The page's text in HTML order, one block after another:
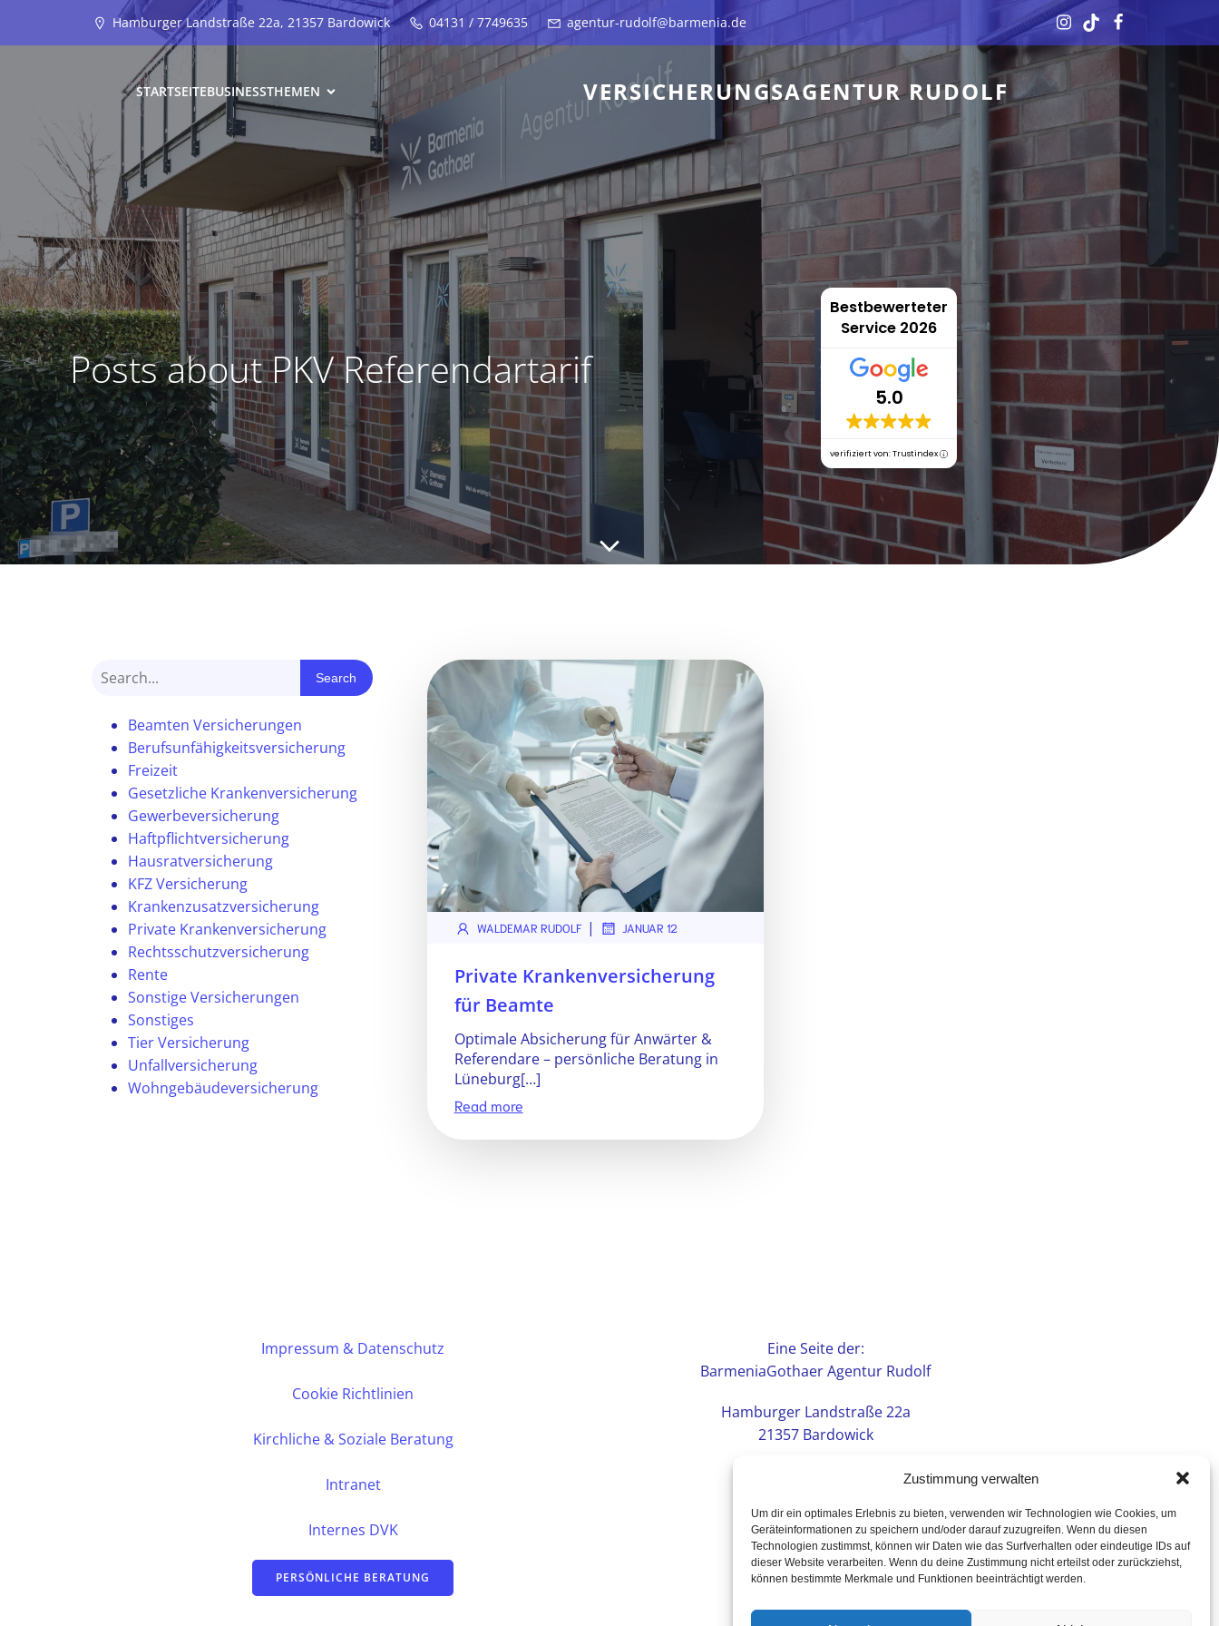
Zustimmung verwalten
Um dir ein optimales Erlebnis zu bieten, verwenden wir Technologien wie Cookies, um
Geräteinformationen zu speichern und/oder darauf zuzugreifen. Wenn du diesen
Technologien zustimmst, können wir Daten wie das Surfverhalten oder eindeutige IDs auf
dieser Website verarbeiten. Wenn du deine Zustimmung nicht erteilst oder zurückziehst,
können bestimmte Merkmale und Funktionen beeinträchtigt werden.
Hamburger Landstraße 22a, 21357 Bardowick 04131 / 7749635 agentur-rudolf@barmenia.de
STARTSEITEBUSINESSTHEMEN VERSICHERUNGSAGENTUR RUDOLF
Posts about PKV Referendartarif
Bestbewerteter
Service 2026
5.0
verifiziert von: Trustindex
Search
Beamten Versicherungen
Berufsunfähigkeitsversicherung
Freizeit
Gesetzliche Krankenversicherung
Gewerbeversicherung
Haftpflichtversicherung
Hausratversicherung
KFZ Versicherung
Krankenzusatzversicherung
Private Krankenversicherung
Rechtsschutzversicherung
Rente
Sonstige Versicherungen
Sonstiges
Tier Versicherung
Unfallversicherung
Wohngebäudeversicherung
WALDEMAR RUDOLF | JANUAR 12
Private Krankenversicherung
für Beamte
Optimale Absicherung für Anwärter &
Referendare – persönliche Beratung in
Lüneburg[…]
Read more
Impressum & Datenschutz
Cookie Richtlinien
Kirchliche & Soziale Beratung
Intranet
Internes DVK
PERSÖNLICHE BERATUNG
Eine Seite der:
BarmeniaGothaer Agentur Rudolf
Hamburger Landstraße 22a
21357 Bardowick